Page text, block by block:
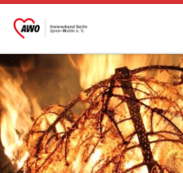
Zum Inhalt springen